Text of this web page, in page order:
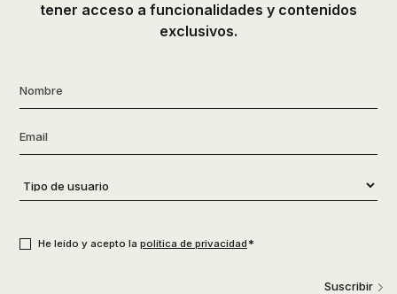
tener acceso a funcionalidades y contenidos
exclusivos.
Nombre
Email
Tipo
de
He leído y acepto la política de privacidad*
Suscribir